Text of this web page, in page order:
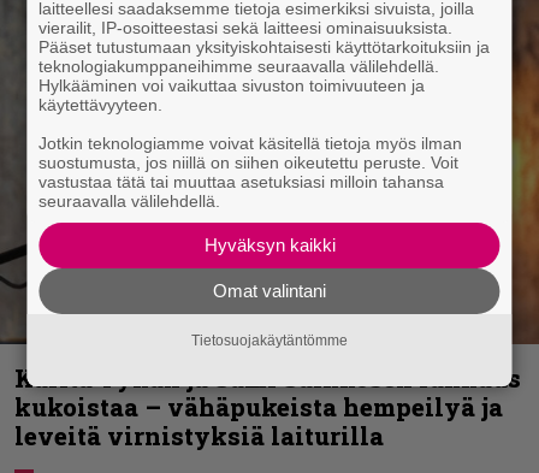
Karita Tykän ja Sami Saikkosen rakkaus
kukoistaa – vähäpukeista hempeilyä ja
leveitä virnistyksiä laiturilla
laitteellesi saadaksemme tietoja esimerkiksi sivuista, joilla
vierailit, IP-osoitteestasi sekä laitteesi ominaisuuksista.
Pääset tutustumaan yksityiskohtaisesti käyttötarkoituksiin ja
teknologiakumppaneihimme seuraavalla välilehdellä.
Hylkääminen voi vaikuttaa sivuston toimivuuteen ja
käytettävyyteen.
Jotkin teknologiamme voivat käsitellä tietoja myös ilman
suostumusta, jos niillä on siihen oikeutettu peruste. Voit
vastustaa tätä tai muuttaa asetuksiasi milloin tahansa
seuraavalla välilehdellä.
Hyväksyn kaikki
Omat valintani
Tietosuojakäytäntömme